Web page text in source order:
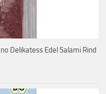
Delikatess Edel Salami Rind